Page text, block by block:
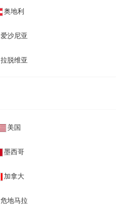
奥地利
爱沙尼亚
拉脱维亚
美国
墨西哥
加拿大
危地马拉